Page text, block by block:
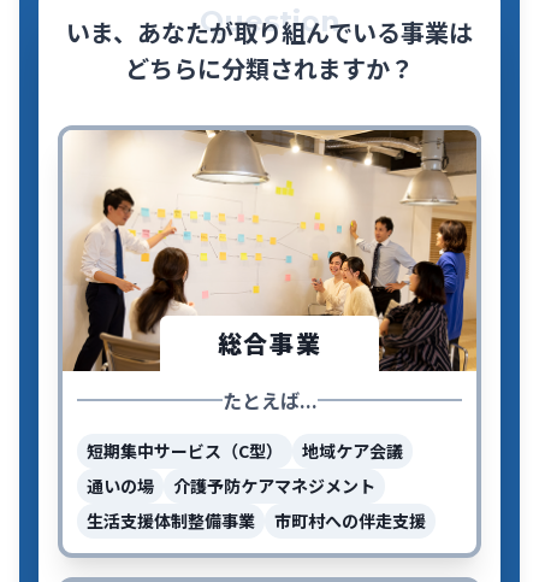
Question
いま、あなたが取り組んでいる事業は
どちらに分類されますか？
総合事業
たとえば...
短期集中サービス（C型）
地域ケア会議
通いの場
介護予防ケアマネジメント
生活支援体制整備事業
市町村への伴走支援